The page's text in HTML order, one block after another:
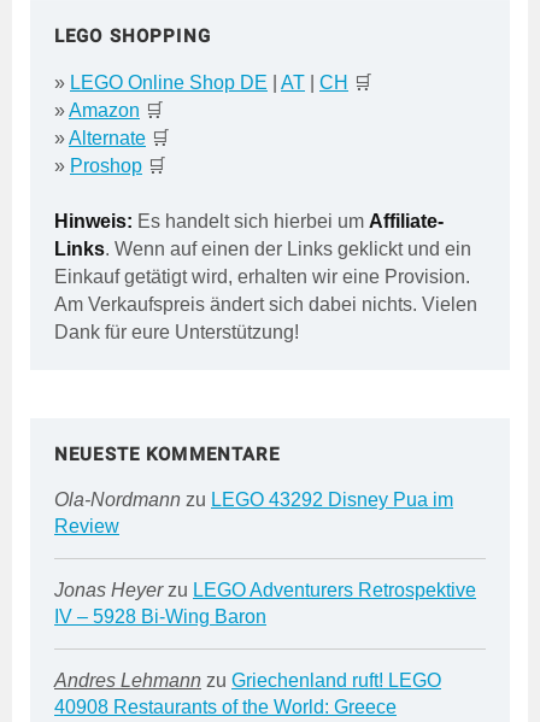
LEGO SHOPPING
» LEGO Online Shop DE AT CH 🛒
»Amazon 🛒
»Alternate 🛒
» Proshop 🛒
Hinweis: Es handelt sich hierbei um Affiliate-
Links. Wenn auf einen der Links geklickt und ein
Einkauf getätigt wird, erhalten wir eine Provision.
Am Verkaufspreis ändert sich dabei nichts. Vielen
Dank für eure Unterstützung!
NEUESTE KOMMENTARE
Ola-Nordmann zu LEGO 43292 Disney Pua im
Review
Jonas Heyerzu LEGO Adventurers Retrospektive
IV – 5928 Bi-Wing Baron
Andres Lehmann zu Griechenland ruft! LEGO
40908 Restaurants of the World: Greece